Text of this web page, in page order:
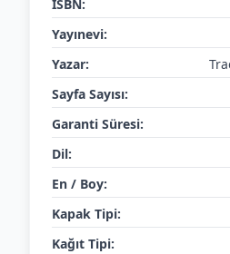
ISBN:
Yayınevi:
Yazar:
Sayfa Sayısı:
Garanti Süresi:
Dil:
En / Boy:
Kapak Tipi:
Kağıt Tipi: